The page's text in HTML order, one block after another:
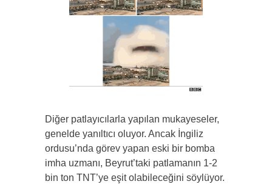
Diğer patlayıcılarla yapılan mukayeseler,
genelde yanıltıcı oluyor. Ancak İngiliz
ordusu’nda görev yapan eski bir bomba
imha uzmanı, Beyrut’taki patlamanın 1-2
bin ton TNT’ye eşit olabileceğini söylüyor.